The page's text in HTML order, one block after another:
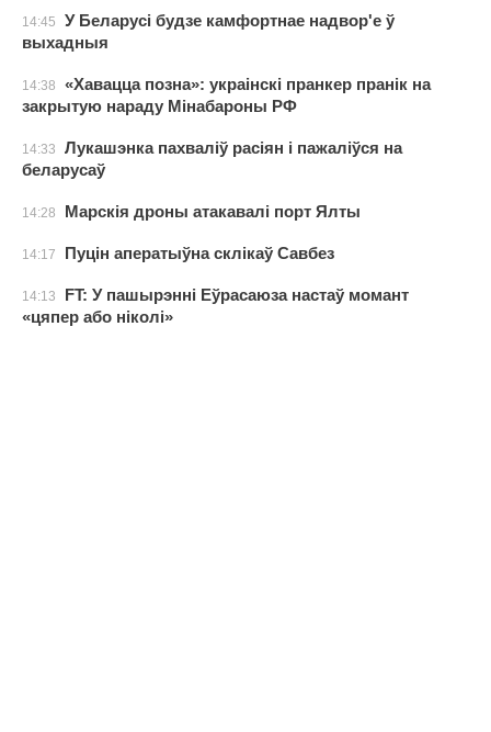
14:45
У Беларусі будзе камфортнае надвор'е ў
выхадныя
14:38
«Хавацца позна»: украінскі пранкер пранік на
закрытую нараду Мінабароны РФ
14:33
Лукашэнка пахваліў расіян і пажаліўся на
беларусаў
14:28 Марскія дроны атакавалі порт Ялты
14:17 Пуцін аператыўна склікаў Савбез
14:13
FT: У пашырэнні Еўрасаюза настаў момант
«цяпер або ніколі»